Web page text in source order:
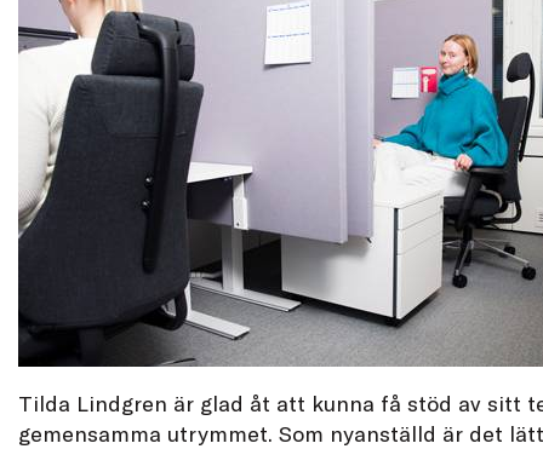
Tilda Lindgren är glad åt att kunna få stöd av sitt
gemensamma utrymmet. Som nyanställd är det